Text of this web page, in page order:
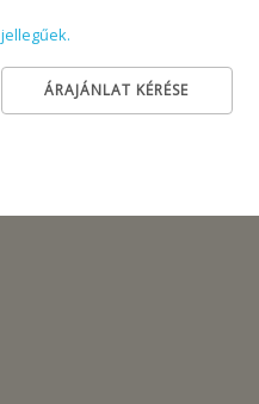
jellegűek.
ÁRAJÁNLAT KÉRÉSE